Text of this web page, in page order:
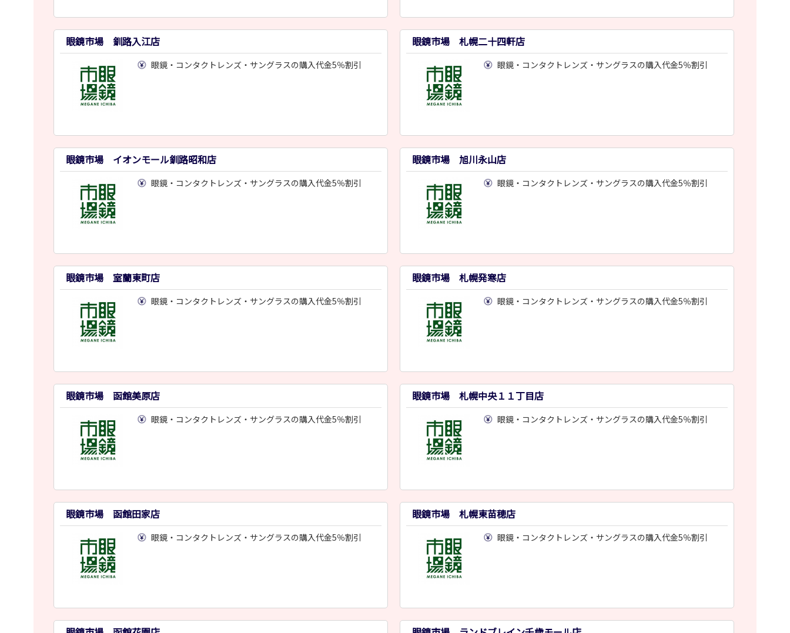
眼鏡市場 釧路入江店
眼鏡・コンタクトレンズ・サングラスの購入代金5％割引
眼鏡市場 札幌二十四軒店
眼鏡・コンタクトレンズ・サングラスの購入代金5％割引
眼鏡市場 イオンモール釧路昭和店
眼鏡・コンタクトレンズ・サングラスの購入代金5％割引
眼鏡市場 旭川永山店
眼鏡・コンタクトレンズ・サングラスの購入代金5％割引
眼鏡市場 室蘭東町店
眼鏡・コンタクトレンズ・サングラスの購入代金5％割引
眼鏡市場 札幌発寒店
眼鏡・コンタクトレンズ・サングラスの購入代金5％割引
眼鏡市場 函館美原店
眼鏡・コンタクトレンズ・サングラスの購入代金5％割引
眼鏡市場 札幌中央１１丁目店
眼鏡・コンタクトレンズ・サングラスの購入代金5％割引
眼鏡市場 函館田家店
眼鏡・コンタクトレンズ・サングラスの購入代金5％割引
眼鏡市場 札幌東苗穂店
眼鏡・コンタクトレンズ・サングラスの購入代金5％割引